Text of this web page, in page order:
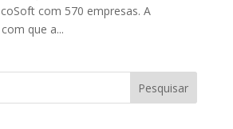
com 570 empresas. A
que a...